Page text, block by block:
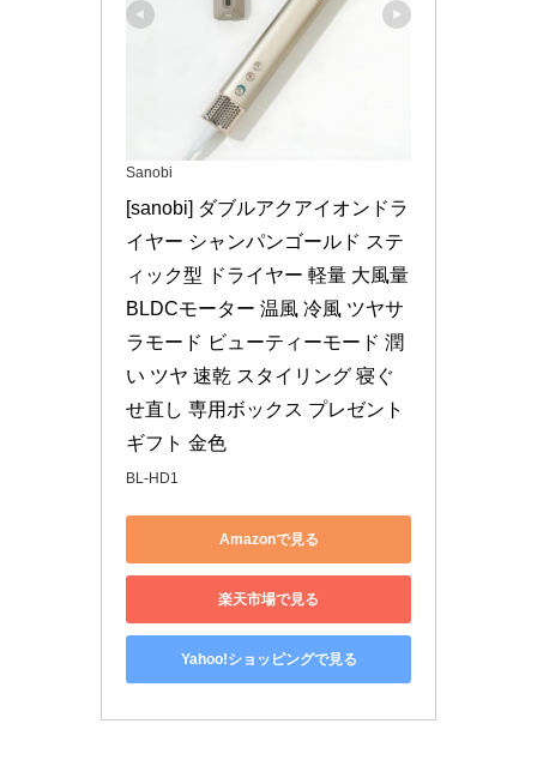
Sanobi
[sanobi] ダブルアクアイオンドラ
イヤー シャンパンゴールド ステ
ィック型 ドライヤー 軽量 大風量
BLDCモーター 温風 冷風 ツヤサ
ラモード ビューティーモード 潤
い ツヤ 速乾 スタイリング 寝ぐ
せ直し 専用ボックス プレゼント
ギフト 金色
BL-HD1
Amazonで見る
楽天市場で見る
Yahoo!ショッピングで見る